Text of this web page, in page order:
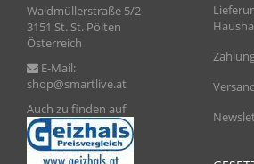
Waldmüllerstraße 5/2
3151 St. St. Pölten
Österreich
E-Mail:
shop@smartlive.at
Auch zu finden auf